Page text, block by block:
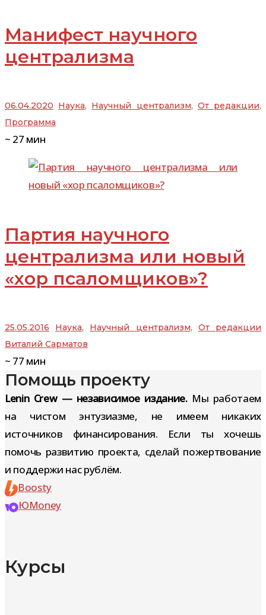
Манифест научного
централизма
06.04.2020 Наука, Научный централизм, От редакции,
Программа
~ 27 мин
Партия научного
централизма или новый
«хор псаломщиков»?
25.05.2016 Наука, Научный централизм, От редакции
Виталий Сарматов
~ 77 мин
Помощь проекту
Lenin Crew — независимое издание.Мы работаем
на чистом энтузиазме, не имеем никаких
источников финансирования. Если ты хочешь
помочь развитию проекта, сделай пожертвование
и поддержи нас рублём.
Boosty
ЮMoney
Курсы